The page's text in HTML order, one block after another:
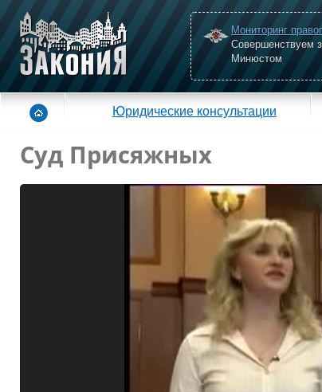
Мониторинг
Совершенствуем
Минюстом
Юридические консультации
Суд Присяжных